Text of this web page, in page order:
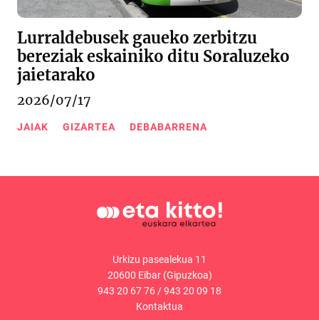
Lurraldebusek gaueko zerbitzu
bereziak eskainiko ditu Soraluzeko
jaietarako
2026/07/17
JAIAK GIZARTEA DEBABARRENA
Urkizu pasealekua 11
20600 Eibar (Gipuzkoa)
943 20 67 76/943 20 09 18
Kontaktua